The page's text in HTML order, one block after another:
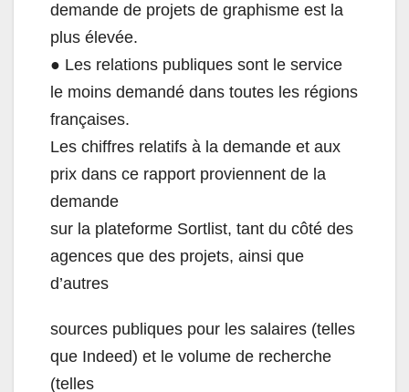
demande de projets de graphisme est la
plus élevée.
● Les relations publiques sont le service
le moins demandé dans toutes les régions
françaises.
Les chiffres relatifs à la demande et aux
prix dans ce rapport proviennent de la
demande
sur la plateforme Sortlist, tant du côté des
agences que des projets, ainsi que
d’autres
sources publiques pour les salaires (telles
que Indeed) et le volume de recherche
(telles